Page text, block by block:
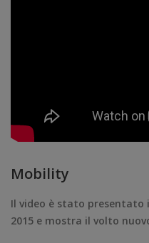
Mobility
Il video è stato presentato
2015 e mostra il volto